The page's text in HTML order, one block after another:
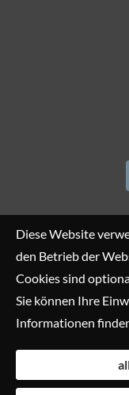
Diese Website
den Betrieb der
Cookies sind
Sie können Ihre
Informationen